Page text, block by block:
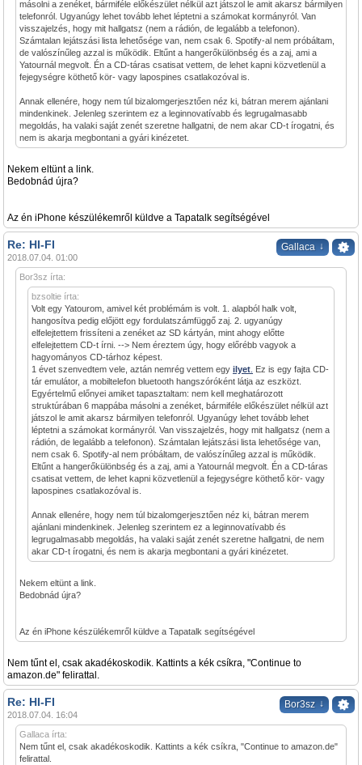
másolni a zenéket, bármiféle előkészület nélkül azt játszol le amit akarsz bármilyen
telefonról. Ugyanúgy lehet tovább lehet léptetni a számokat kormányról. Van
visszajelzés, hogy mit hallgatsz (nem a rádión, de legalább a telefonon).
Számtalan lejátszási lista lehetősége van, nem csak 6. Spotify-al nem próbáltam,
de valószínűleg azzal is működik. Eltűnt a hangerőkülönbség és a zaj, ami a
Yatournál megvolt. Én a CD-táras csatisat vettem, de lehet kapni közvetlenül a
fejegységre köthető kör- vagy lapospines csatlakozóval is.
Annak ellenére, hogy nem túl bizalomgerjesztően néz ki, bátran merem ajánlani
mindenkinek. Jelenleg szerintem ez a leginnovatívabb és legrugalmasabb
megoldás, ha valaki saját zenét szeretne hallgatni, de nem akar CD-t írogatni, és
nem is akarja megbontani a gyári kinézetet.
Nekem eltünt a link.
Bedobnád újra?
Az én iPhone készülékemről küldve a Tapatalk segítségével
Gallaca ↓
Re: HI-FI
2018.07.04. 01:00
Bor3sz írta:
bzsoltie írta:
Volt egy Yatourom, amivel két problémám is volt. 1. alapból halk volt,
hangosítva pedig előjött egy fordulatszámfüggő zaj. 2. ugyanúgy
elfelejtettem frissíteni a zenéket az SD kártyán, mint ahogy előtte
elfelejtettem CD-t írni. --> Nem éreztem úgy, hogy előrébb vagyok a
hagyományos CD-tárhoz képest.
1 évet szenvedtem vele, aztán nemrég vettem egy ilyet
Ez is egy fajta CD-
tár emulátor, a mobiltelefon bluetooth hangszóróként látja az eszközt.
Egyértelmű előnyei amiket tapasztaltam: nem kell meghatározott
struktúrában 6 mappába másolni a zenéket, bármiféle előkészület nélkül azt
játszol le amit akarsz bármilyen telefonról. Ugyanúgy lehet tovább lehet
léptetni a számokat kormányról. Van visszajelzés, hogy mit hallgatsz (nem a
rádión, de legalább a telefonon). Számtalan lejátszási lista lehetősége van,
nem csak 6. Spotify-al nem próbáltam, de valószínűleg azzal is működik.
Eltűnt a hangerőkülönbség és a zaj, ami a Yatournál megvolt. Én a CD-táras
csatisat vettem, de lehet kapni közvetlenül a fejegységre köthető kör- vagy
lapospines csatlakozóval is.
Annak ellenére, hogy nem túl bizalomgerjesztően néz ki, bátran merem
ajánlani mindenkinek. Jelenleg szerintem ez a leginnovatívabb és
legrugalmasabb megoldás, ha valaki saját zenét szeretne hallgatni, de nem
akar CD-t írogatni, és nem is akarja megbontani a gyári kinézetet.
Nekem eltünt a link.
Bedobnád újra?
Az én iPhone készülékemről küldve a Tapatalk segítségével
Nem tűnt el, csak akadékoskodik. Kattints a kék csíkra, "Continue to
amazon.de" felirattal.
Bor3sz ↓
Re: HI-FI
2018.07.04. 16:04
Gallaca írta:
Nem tűnt el, csak akadékoskodik. Kattints a kék csíkra, "Continue to amazon.de"
felirattal.